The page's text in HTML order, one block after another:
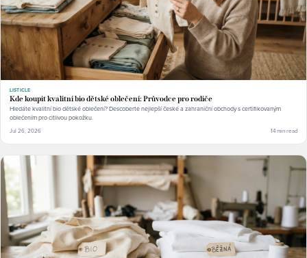
LISTICLE
Kde koupit kvalitní bio dětské oblečení: Průvodce pro rodiče
Hledáte kvalitní bio dětské oblečení? Descoberte nejlepší české a zahraniční obchody s certifikovaným
oblečením pro citlivou pokožku.
Jul 26, 2026 14 min read